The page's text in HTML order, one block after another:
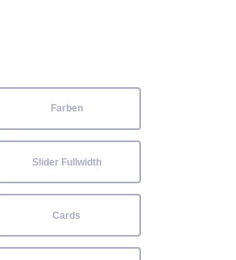
Farben
Slider Fullwidth
Cards